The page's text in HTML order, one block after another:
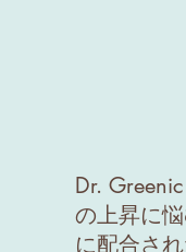
Dr.
の上昇に
に配合さ